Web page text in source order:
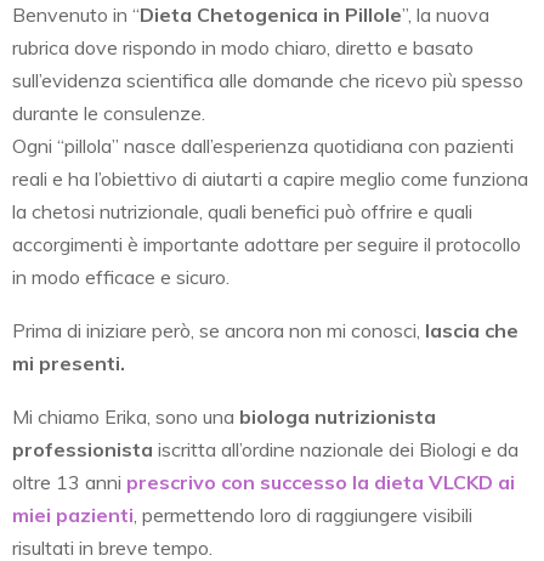
Benvenuto in “Dieta Chetogenica in Pillole”, la nuova
rubrica dove rispondo in modo chiaro, diretto e basato
sull’evidenza scientifica alle domande che ricevo più spesso
durante le consulenze.
Ogni “pillola” nasce dall’esperienza quotidiana con pazienti
reali e ha l’obiettivo di aiutarti a capire meglio come funziona
la chetosi nutrizionale, quali benefici può offrire e quali
accorgimenti è importante adottare per seguire il protocollo
in modo efficace e sicuro.
Prima di iniziare però, se ancora non mi conosci, lascia che
mi presenti.
Mi chiamo Erika, sono una biologa nutrizionista
professionista iscritta all’ordine nazionale dei Biologi e da
oltre 13 anni prescrivo con successo la dieta VLCKD ai
miei pazienti , permettendo loro di raggiungere visibili
risultati in breve tempo.